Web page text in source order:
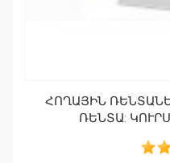
ՀՈՂԱՅԻՆ
ԵՆՏԱ: